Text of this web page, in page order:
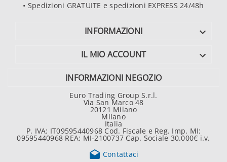
• Spedizioni GRATUITE e spedizioni EXPRESS 24/48h
INFORMAZIONI 
IL MIO ACCOUNT 
INFORMAZIONI NEGOZIO
Euro Trading Group S.r.l.
Via San Marco 48
20121 Milano
Milano
Italia
P. IVA: IT09595440968 Cod. Fiscale e Reg. Imp. MI:
09595440968 REA: MI-2100737 Cap. Sociale 30.000€ i.v.
 Contattaci